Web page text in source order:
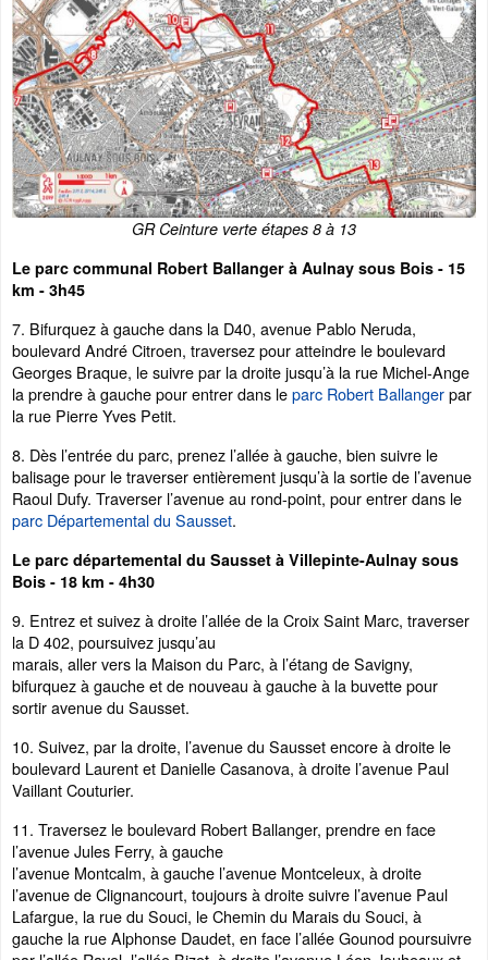
GR Ceinture verte étapes 8 à 13
Le parc communal Robert Ballanger à Aulnay sous Bois - 15
km - 3h45
7. Bifurquez à gauche dans la D40, avenue Pablo Neruda,
boulevard André Citroen, traversez pour atteindre le boulevard
Georges Braque, le suivre par la droite jusqu’à la rue Michel-Ange
la prendre à gauche pour entrer dans leparc Robert Ballangerpar
la rue Pierre Yves Petit.
8. Dès l’entrée du parc, prenez l’allée à gauche, bien suivre le
balisage pour le traverser entièrement jusqu’à la sortie de l’avenue
Raoul Dufy. Traverser l’avenue au rond-point, pour entrer dans le
parc Départemental du Sausset.
Le parc départemental du Sausset à Villepinte-Aulnay sous
Bois - 18 km - 4h30
9. Entrez et suivez à droite l’allée de la Croix Saint Marc, traverser
la D 402, poursuivez jusqu’au
marais, aller vers la Maison du Parc, à l’étang de Savigny,
bifurquez à gauche et de nouveau à gauche à la buvette pour
sortir avenue du Sausset.
10. Suivez, par la droite, l’avenue du Sausset encore à droite le
boulevard Laurent et Danielle Casanova, à droite l’avenue Paul
Vaillant Couturier.
11. Traversez le boulevard Robert Ballanger, prendre en face
l’avenue Jules Ferry, à gauche
l’avenue Montcalm, à gauche l’avenue Montceleux, à droite
l’avenue de Clignancourt, toujours à droite suivre l’avenue Paul
Lafargue, la rue du Souci, le Chemin du Marais du Souci, à
gauche la rue Alphonse Daudet, en face l’allée Gounod poursuivre